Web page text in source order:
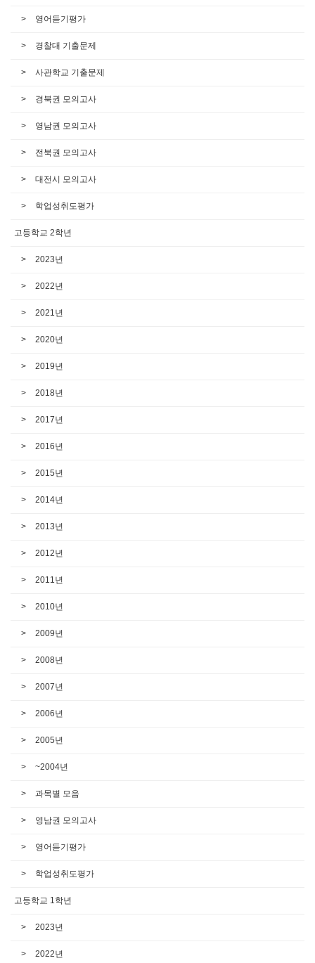
영어듣기평가
경찰대 기출문제
사관학교 기출문제
경북권 모의고사
영남권 모의고사
전북권 모의고사
대전시 모의고사
학업성취도평가
고등학교 2학년
2023년
2022년
2021년
2020년
2019년
2018년
2017년
2016년
2015년
2014년
2013년
2012년
2011년
2010년
2009년
2008년
2007년
2006년
2005년
~2004년
과목별 모음
영남권 모의고사
영어듣기평가
학업성취도평가
고등학교 1학년
2023년
2022년